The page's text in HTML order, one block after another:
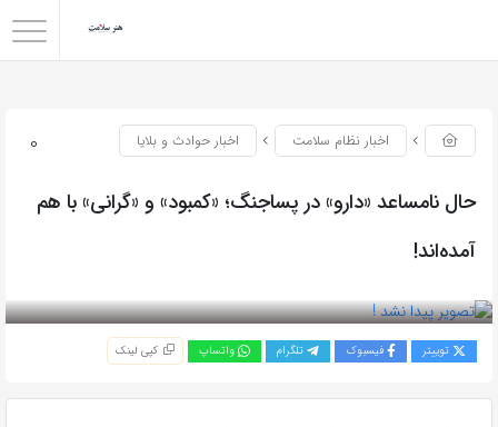
0 اخبار نظام سلامت اخبار حوادث و بلایا
حال نامساعد «دارو» در پساجنگ؛ «کمبود» و «گرانی» با هم
آمده‌اند!
توییتر فیسبوک تلگرام واتساپ کپی لینک